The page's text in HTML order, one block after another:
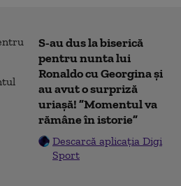
S-au dus la biserică
pentru nunta lui
Ronaldo cu Georgina și
au avut o surpriză
uriașă! ”Momentul va
rămâne în istorie”
Descarcă aplicația Digi
Sport